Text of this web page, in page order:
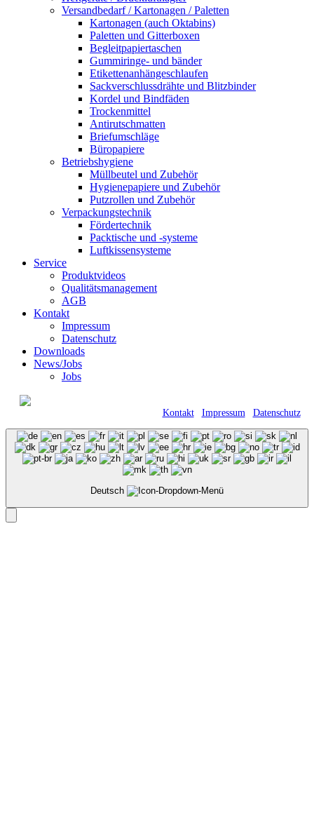
Versandbedarf / Kartonagen / Paletten
Kartonagen (auch Oktabins)
Paletten und Gitterboxen
Begleitpapiertaschen
Gummiringe- und bänder
Etikettenanhängeschlaufen
Sackverschlussdrähte und Blitzbinder
Kordel und Bindfäden
Trockenmittel
Antirutschmatten
Briefumschläge
Büropapiere
Betriebshygiene
Müllbeutel und Zubehör
Hygienepapiere und Zubehör
Putzrollen und Zubehör
Verpackungstechnik
Fördertechnik
Packtische und -systeme
Luftkissensysteme
Service
Produktvideos
Qualitätsmanagement
AGB
Kontakt
Impressum
Datenschutz
Downloads
News/Jobs
Jobs
Kontakt| Impressum Datenschutz
Deutsch